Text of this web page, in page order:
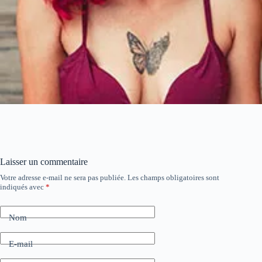
Laisser un commentaire
Votre adresse e-mail ne sera pas publiée. Les champs obligatoires sont
indiqués avec *
Nom
E-mail